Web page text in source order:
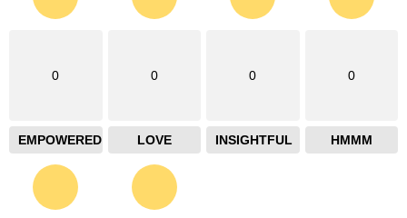
0
EMPOWERED
0
LOVE
0
INSIGHTFUL
0
HMMM